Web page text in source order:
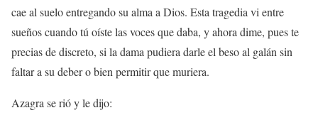
cae al suelo entregando su alma a Dios. Esta tragedia vi entre
sueños cuando tú oíste las voces que daba, y ahora dime, pues te
precias de discreto, si la dama pudiera darle el beso al galán sin
faltar a su deber o bien permitir que muriera.
Azagra se rió y le dijo: